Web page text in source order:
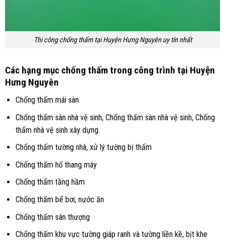
Thi công chống thấm tại Huyện Hưng Nguyên uy tín nhất
Các hạng mục chống thấm trong công trình tại Huyện
Hưng Nguyên
Chống thấm mái sàn
Chống thấm sàn nhà vệ sinh, Chống thấm sàn nhà vệ sinh, Chống
thấm nhà vệ sinh xây dựng.
Chống thấm tường nhà, xử lý tường bị thấm
Chống thấm hố thang máy
Chống thấm tầng hầm
Chống thấm bể bơi, nước ăn
Chống thấm sân thượng
Chống thấm khu vực tường giáp ranh và tường liền kề, bịt khe